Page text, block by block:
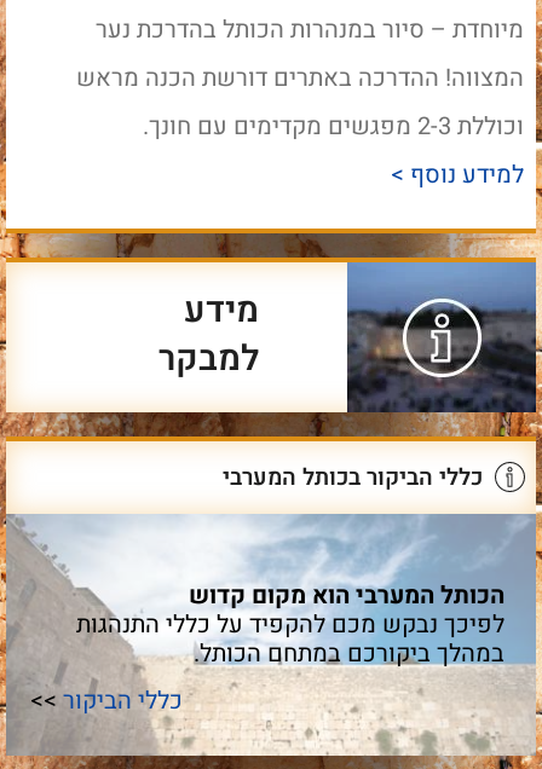
מיוחדת – סיור במנהרות הכותל בהדרכת נער
המצווה! ההדרכה באתרים דורשת הכנה מראש
וכוללת 2-3 מפגשים מקדימים עם חונך.
למידע נוסף >
מידע
למבקר
כללי הביקור בכותל המערבי
הכותל המערבי הוא מקום קדוש
לפיכך נבקש מכם להקפיד על כללי התנהגות
במהלך ביקורכם במתחם הכותל.
כללי הביקור >>